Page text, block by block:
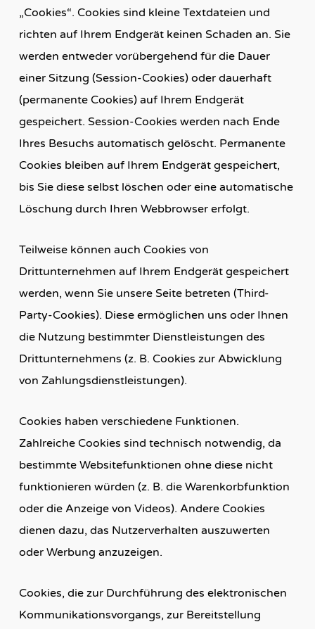
„Cookies“. Cookies sind kleine Textdateien und
richten auf Ihrem Endgerät keinen Schaden an. Sie
werden entweder vorübergehend für die Dauer
einer Sitzung (Session-Cookies) oder dauerhaft
(permanente Cookies) auf Ihrem Endgerät
gespeichert. Session-Cookies werden nach Ende
Ihres Besuchs automatisch gelöscht. Permanente
Cookies bleiben auf Ihrem Endgerät gespeichert,
bis Sie diese selbst löschen oder eine automatische
Löschung durch Ihren Webbrowser erfolgt.
Teilweise können auch Cookies von
Drittunternehmen auf Ihrem Endgerät gespeichert
werden, wenn Sie unsere Seite betreten (Third-
Party-Cookies). Diese ermöglichen uns oder Ihnen
die Nutzung bestimmter Dienstleistungen des
Drittunternehmens (z. B. Cookies zur Abwicklung
von Zahlungsdienstleistungen).
Cookies haben verschiedene Funktionen.
Zahlreiche Cookies sind technisch notwendig, da
bestimmte Websitefunktionen ohne diese nicht
funktionieren würden (z. B. die Warenkorbfunktion
oder die Anzeige von Videos). Andere Cookies
dienen dazu, das Nutzerverhalten auszuwerten
oder Werbung anzuzeigen.
Cookies, die zur Durchführung des elektronischen
Kommunikationsvorgangs, zur Bereitstellung